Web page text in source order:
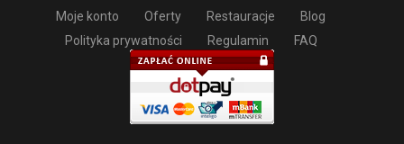
Moje konto Oferty Restauracje
Blog
Polityka prywatności
Regulamin FAQ